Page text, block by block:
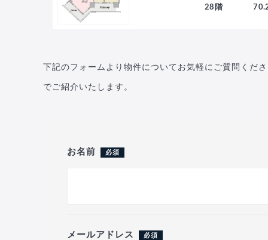
28階
下記のフォームより物件についてお気軽にご質問くだ
でご紹介いたします。
お名前 必須
メールアドレス 必須